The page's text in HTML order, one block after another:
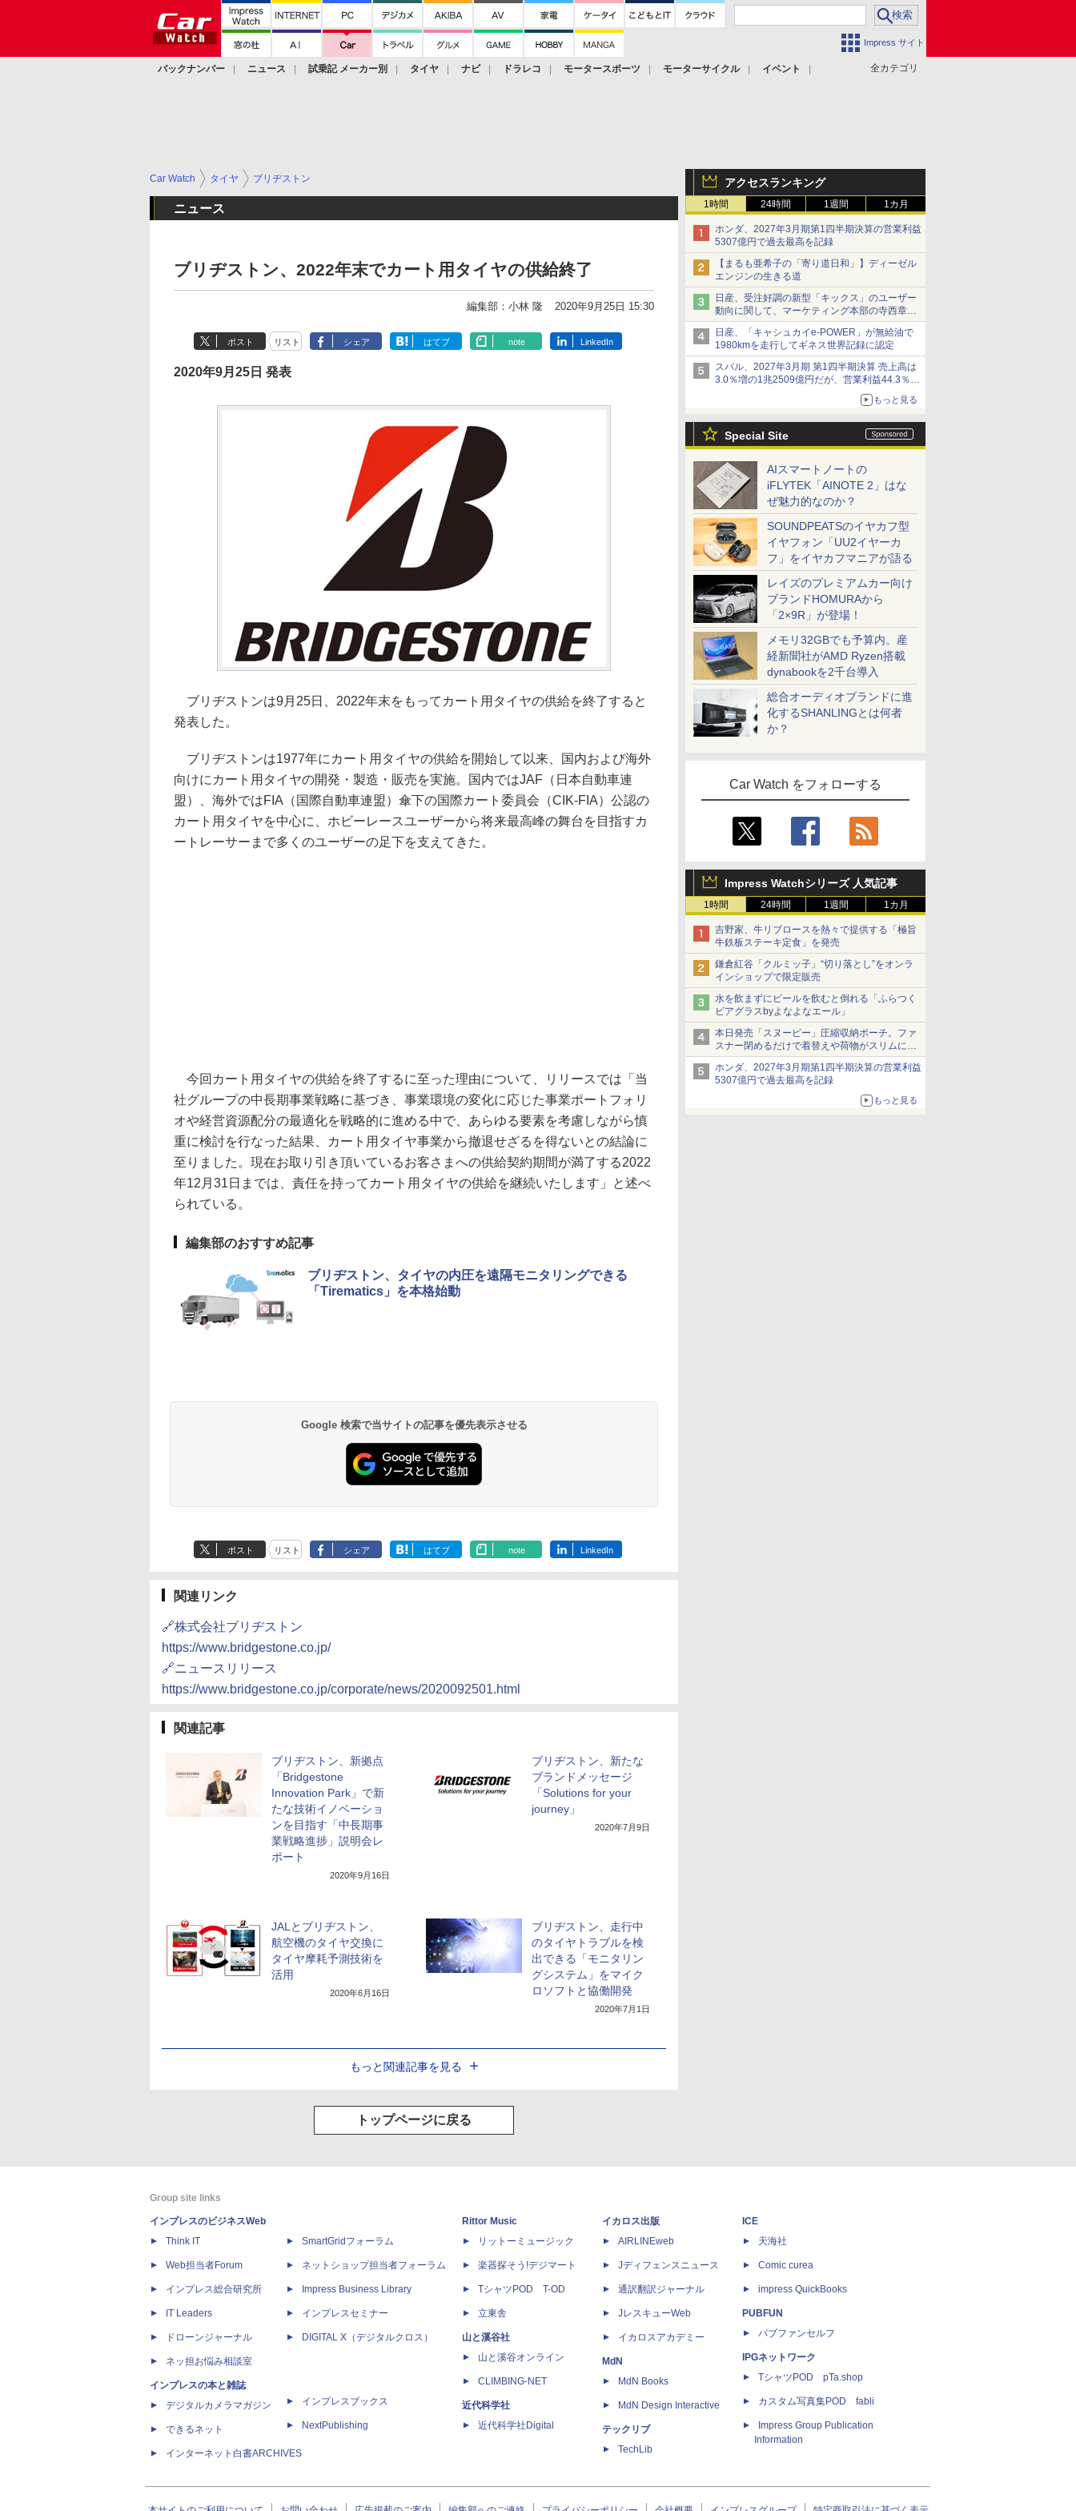
Impress サイト
全カテゴリ
バックナンバー ニュース 試乗記 メーカー別 タイヤ ナビ ドラレコ モータースポーツ モーターサイクル
イベント
アクセスランキング
1時間 24時間 1週間 1カ月
ホンダ、2027年3月期第1四半期決算の営業利益
5307億円で過去最高を記録
【まるも亜希子の「寄り道日和」】ディーゼル
エンジンの生きる道
日産、受注好調の新型「キックス」のユーザー
動向に関して、マーケティング本部の寺西章氏
が解説
日産、「キャシュカイe-POWER」が無給油で
1980kmを走行してギネス世界記録に認定
スバル、2027年3月期 第1四半期決算 売上高は
3.0％増の1兆2509億円だが、営業利益44.3％減
の426億円、当期利益10.3％減の492億円で増収
もっと見る
Special Site
AIスマートノートの
iFLYTEK「AINOTE 2」はな
ぜ魅力的なのか？
SOUNDPEATSのイヤカフ型
イヤフォン「UU2イヤーカ
フ」をイヤカフマニアが語る
レイズのプレミアムカー向け
ブランドHOMURAから
「2×9R」が登場！
メモリ32GBでも予算内。産
経新聞社がAMD Ryzen搭載
dynabookを2千台導入
総合オーディオブランドに進
化するSHANLINGとは何者
か？
Car Watch をフォローする
Impress Watchシリーズ 人気記事
1時間 24時間 1週間 1カ月
吉野家、牛リブロースを熱々で提供する「極旨
牛鉄板ステーキ定食」を発売
鎌倉紅谷「クルミッ子」“切り落とし”をオンラ
インショップで限定販売
水を飲まずにビールを飲むと倒れる「ふらつく
ビアグラスbyよなよなエール」
本日発売「スヌーピー」圧縮収納ポーチ。ファ
スナー閉めるだけで着替えや荷物がスリムにま
とまる
ホンダ、2027年3月期第1四半期決算の営業利益
5307億円で過去最高を記録
もっと見る
Car Watch タイヤ ブリヂストン
ニュース
ブリヂストン、2022年末でカート用タイヤの供給終了
編集部：小林 隆 2020年9月25日 15:30
ポスト リスト シェア はてブ note LinkedIn
2020年9月25日 発表
ブリヂストンは9月25日、2022年末をもってカート用タイヤの供給を終了すると
発表した。
ブリヂストンは1977年にカート用タイヤの供給を開始して以来、国内および海外
向けにカート用タイヤの開発・製造・販売を実施。国内ではJAF（日本自動車連
盟）、海外ではFIA（国際自動車連盟）傘下の国際カート委員会（CIK-FIA）公認の
カート用タイヤを中心に、ホビーレースユーザーから将来最高峰の舞台を目指すカ
ートレーサーまで多くのユーザーの足下を支えてきた。
今回カート用タイヤの供給を終了するに至った理由について、リリースでは「当
社グループの中長期事業戦略に基づき、事業環境の変化に応じた事業ポートフォリ
オや経営資源配分の最適化を戦略的に進める中で、あらゆる要素を考慮しながら慎
重に検討を行なった結果、カート用タイヤ事業から撤退せざるを得ないとの結論に
至りました。現在お取り引き頂いているお客さまへの供給契約期間が満了する2022
年12月31日までは、責任を持ってカート用タイヤの供給を継続いたします」と述べ
られている。
編集部のおすすめ記事
ブリヂストン、タイヤの内圧を遠隔モニタリングできる
「Tirematics」を本格始動
Google 検索で当サイトの記事を優先表示させる
ポスト リスト シェア はてブ note LinkedIn
関連リンク
🔗株式会社ブリヂストン
https://www.bridgestone.co.jp/
🔗ニュースリリース
https://www.bridgestone.co.jp/corporate/news/2020092501.html
関連記事
ブリヂストン、新拠点
「Bridgestone
Innovation Park」で新
たな技術イノベーショ
ンを目指す「中長期事
業戦略進捗」説明会レ
ポート
2020年9月16日
ブリヂストン、新たな
ブランドメッセージ
「Solutions for your
journey」
2020年7月9日
JALとブリヂストン、
航空機のタイヤ交換に
タイヤ摩耗予測技術を
活用
2020年6月16日
ブリヂストン、走行中
のタイヤトラブルを検
出できる「モニタリン
グシステム」をマイク
ロソフトと協働開発
2020年7月1日
もっと関連記事を見る
トップページに戻る
Group site links
インプレスのビジネスWeb
Think IT
Web担当者Forum
インプレス総合研究所
IT Leaders
ドローンジャーナル
ネッ担お悩み相談室
インプレスの本と雑誌
デジタルカメラマガジン
できるネット
インターネット白書ARCHIVES
SmartGridフォーラム
ネットショップ担当者フォーラム
Impress Business Library
インプレスセミナー
DIGITAL X（デジタルクロス）
インプレスブックス
NextPublishing
Rittor Music
リットーミュージック
楽器探そう!デジマート
TシャツPOD T-OD
立東舎
山と溪谷社
山と溪谷オンライン
CLIMBING-NET
近代科学社
近代科学社Digital
イカロス出版
AIRLINEweb
Jディフェンスニュース
通訳翻訳ジャーナル
JレスキューWeb
イカロスアカデミー
MdN
MdN Books
MdN Design Interactive
テックリブ
TechLib
ICE
天海社
Comic curea
impress QuickBooks
PUBFUN
パブファンセルフ
IPGネットワーク
TシャツPOD pTa.shop
カスタム写真集POD fabli
Impress Group Publication
Information